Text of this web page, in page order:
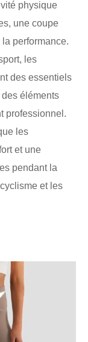
physique
une coupe
performance.
les
des essentiels
éléments
professionnel.
les
et une
pendant la
et les